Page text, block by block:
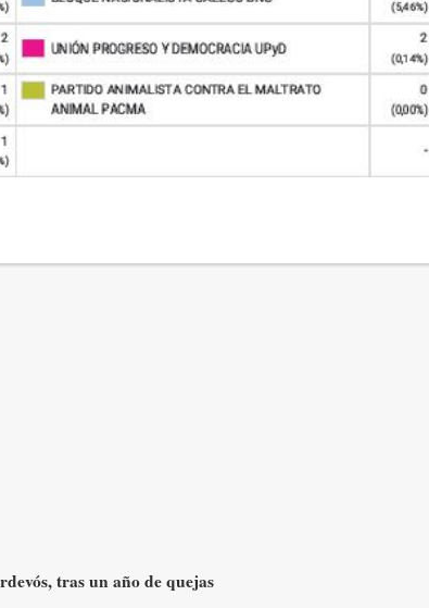
tras un año de quejas